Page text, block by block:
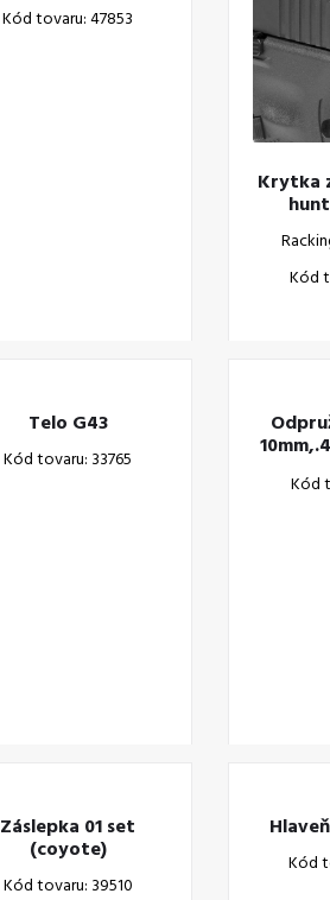
Kód tovaru: 47853
Krytka
Kód
Telo G43
Kód tovaru: 33765
Kód
Záslepka 01 set
(coyote)
Kód tovaru: 39510
Kód